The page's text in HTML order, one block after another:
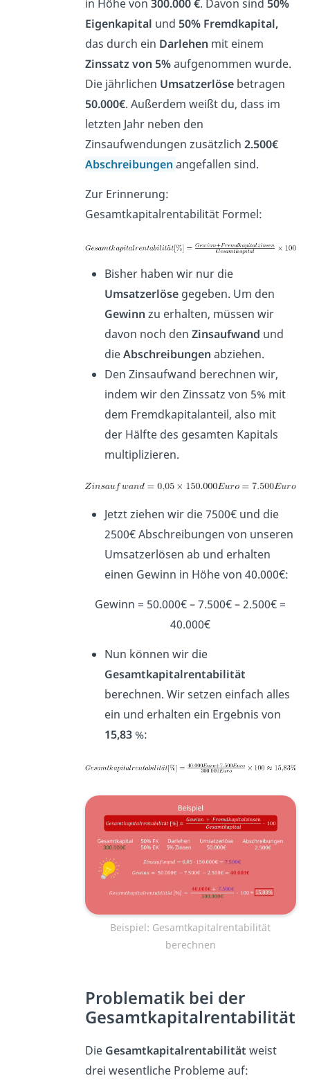
in Höhe von 300.000 €. Davon sind 50%
Eigenkapital und 50% Fremdkapital,
das durch ein Darlehen mit einem
Zinssatz von 5%aufgenommen wurde.
Die jährlichen Umsatzerlösebetragen
50.000€. Außerdem weißt du, dass im
letzten Jahr neben den
Zinsaufwendungen zusätzlich 2.500€
Abschreibungen angefallen sind.
Zur Erinnerung:
Gesamtkapitalrentabilität Formel:
Bisher haben wir nur die
Umsatzerlösegegeben. Um den
Gewinn zu erhalten, müssen wir
davon noch den Zinsaufwand und
dieAbschreibungen abziehen.
Den Zinsaufwand berechnen wir,
indem wir den Zinssatz von 5% mit
dem Fremdkapitalanteil, also mit
der Hälfte des gesamten Kapitals
multiplizieren.
Jetzt ziehen wir die 7500€ und die
2500€ Abschreibungen von unseren
Umsatzerlösen ab und erhalten
einen Gewinn in Höhe von 40.000€:
Gewinn = 50.000€ – 7.500€ – 2.500€ =
40.000€
Nun können wir die
Gesamtkapitalrentabilität
berechnen. Wir setzen einfach alles
ein und erhalten ein Ergebnis von
15,83%:
Beispiel: Gesamtkapitalrentabilität
berechnen
Problematik bei der
Gesamtkapitalrentabilität
Die Gesamtkapitalrentabilität weist
drei wesentliche Probleme auf: